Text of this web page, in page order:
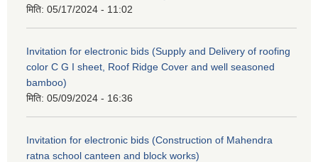
मिति: 05/17/2024 - 11:02
Invitation for electronic bids (Supply and Delivery of roofing
color C G I sheet, Roof Ridge Cover and well seasoned
bamboo)
मिति: 05/09/2024 - 16:36
Invitation for electronic bids (Construction of Mahendra
ratna school canteen and block works)